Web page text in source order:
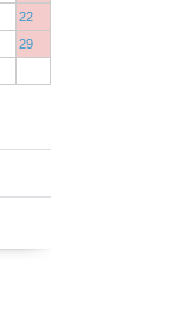
22
29